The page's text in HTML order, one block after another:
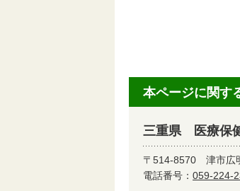
本ページに関す
三重県 医療保
〒514-8570 津市広
電話番号： 059-224-